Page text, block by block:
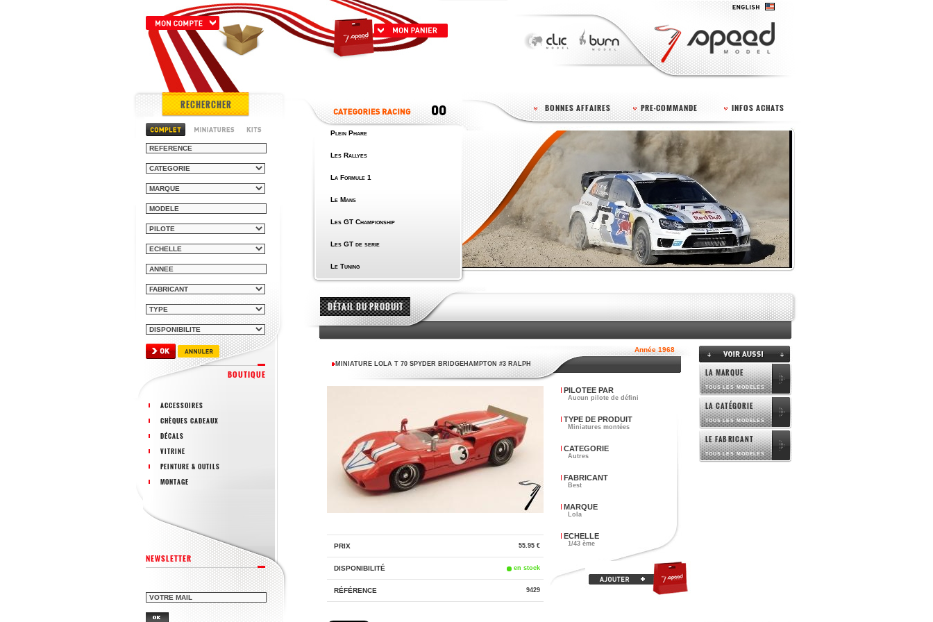
RECHERCHER
BOUTIQUE
ACCESSOIRES
CHÈQUES CADEAUX
DÉCALS
VITRINE
PEINTURE & OUTILS
MONTAGE
NEWSLETTER
BONNES AFFAIRES PRE-COMMANDE INFOS ACHATS
Plein Phare
Les Rallyes
La Formule 1
Le Mans
Les GT Championship
Les GT de serie
Le Tuning
DÉTAIL DU PRODUIT
MINIATURE LOLA T 70 SPYDER BRIDGEHAMPTON #3 RALPH
Année 1968
PRIX 55.95 €
DISPONIBILITÉ en stock
RÉFÉRENCE 9429
PILOTEE PAR
Aucun pilote de défini
TYPE DE PRODUIT
Miniatures montées
CATEGORIE
Autres
FABRICANT
Best
MARQUE
Lola
ECHELLE
1/43 ème
LA MARQUE
TOUS LES MODELES
LA CATÉGORIE
TOUS LES MODELES
LE FABRICANT
TOUS LES MODELES